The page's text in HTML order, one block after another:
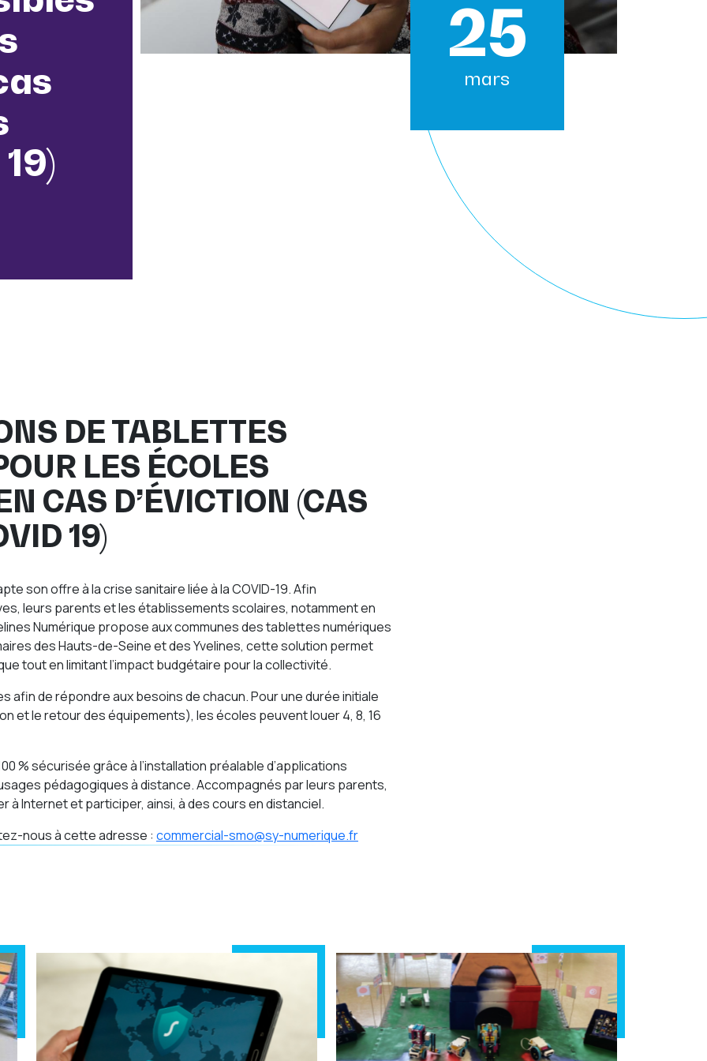
25
mars
DE TABLETTES
LES ÉCOLES
CAS D’ÉVICTION (CAS
19)
son offre à la crise sanitaire liée à la COVID-19. Afin
leurs parents et les établissements scolaires, notamment en
Numérique propose aux communes des tablettes numériques
des Hauts-de-Seine et des Yvelines, cette solution permet
tout en limitant l’impact budgétaire pour la collectivité.
afin de répondre aux besoins de chacun. Pour une durée initiale
et le retour des équipements), les écoles peuvent louer 4, 8, 16
% sécurisée grâce à l’installation préalable d’applications
pédagogiques à distance. Accompagnés par leurs parents,
Internet et participer, ainsi, à des cours en distanciel.
nous à cette adresse : commercial-smo@sy-numerique.fr